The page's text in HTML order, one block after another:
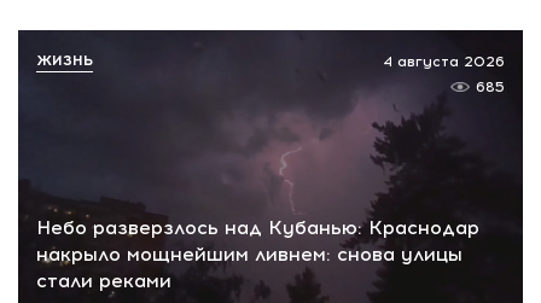
Небо разверзлось над Кубанью: Краснодар
накрыло мощнейшим ливнем: снова улицы
стали реками
4 августа 2026
685
ЖИЗНЬ